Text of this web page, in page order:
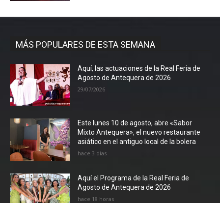
MÁS POPULARES DE ESTA SEMANA
Aquí, las actuaciones de la Real Feria de
Agosto de Antequera de 2026
29/07/2026
Este lunes 10 de agosto, abre «Sabor
Mixto Antequera», el nuevo restaurante
asiático en el antiguo local de la bolera
hace 3 días
Aquí el Programa de la Real Feria de
Agosto de Antequera de 2026
hace 18 horas